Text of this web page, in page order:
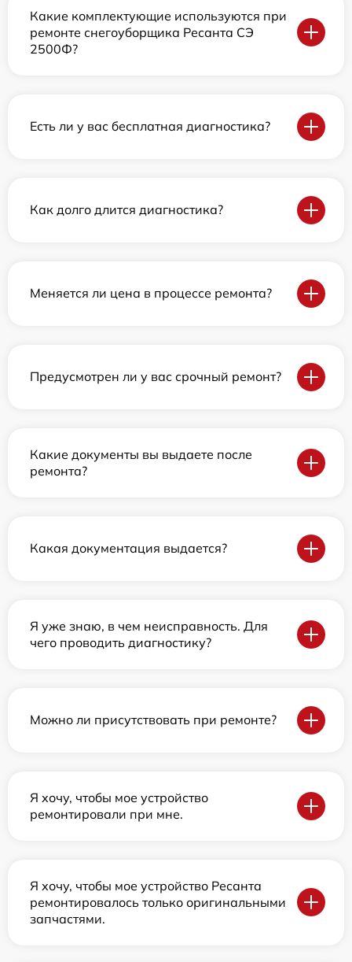
Какие комплектующие используются при
ремонте снегоуборщика Ресанта СЭ
2500Ф?
Есть ли у вас бесплатная диагностика?
Как долго длится диагностика?
Меняется ли цена в процессе ремонта?
Предусмотрен ли у вас срочный ремонт?
Какие документы вы выдаете после
ремонта?
Какая документация выдается?
Я уже знаю, в чем неисправность. Для
чего проводить диагностику?
Можно ли присутствовать при ремонте?
Я хочу, чтобы мое устройство
ремонтировали при мне.
Я хочу, чтобы мое устройство Ресанта
ремонтировалось только оригинальными
запчастями.